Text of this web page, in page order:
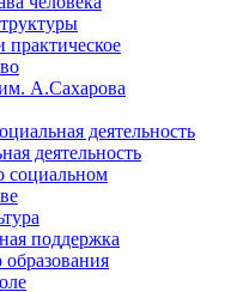
А.Сахарова
деятельность
деятельность
социальном
поддержка
образования